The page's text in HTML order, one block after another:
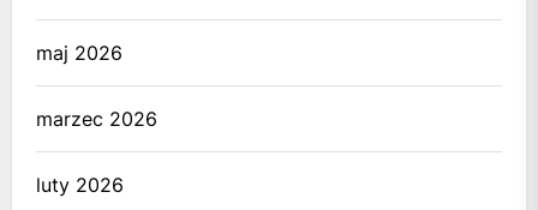
maj 2026
marzec 2026
luty 2026